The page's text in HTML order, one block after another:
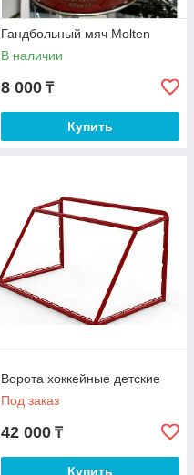
Гандбольный мяч Molten
В наличии
8 000 ₸
Купить
Ворота хоккейные детские
Под заказ
42 000 ₸
Купить